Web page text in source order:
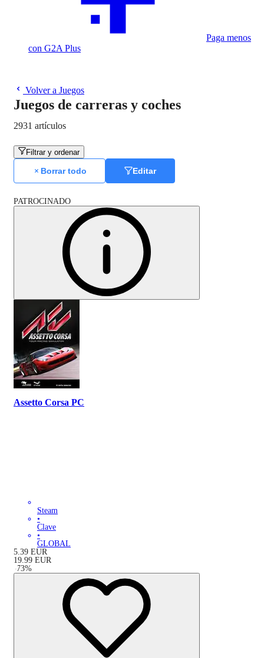
Paga menos
con G2A Plus
Volver a Juegos
Juegos de carreras y coches
2931 artículos
Filtrar y ordenar
Borrar todo Editar
PATROCINADO
Assetto Corsa PC
Steam
•
Clave
•
GLOBAL
5.39 EUR
19.99 EUR
-73%